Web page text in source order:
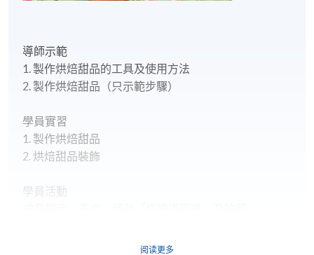
導師示範
1. 製作烘焙甜品的工具及使用方法
2. 製作烘焙甜品（只示範步驟）
學員實習
1. 製作烘焙甜品
2. 烘焙甜品裝飾
學員活動
學院將在課程完結後，發出「修讀證明書」予出席率
阅读更多